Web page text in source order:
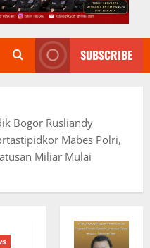
SUBSCRIBE
Bogor Rusliandy
Mabes Polri,
Miliar Mulai